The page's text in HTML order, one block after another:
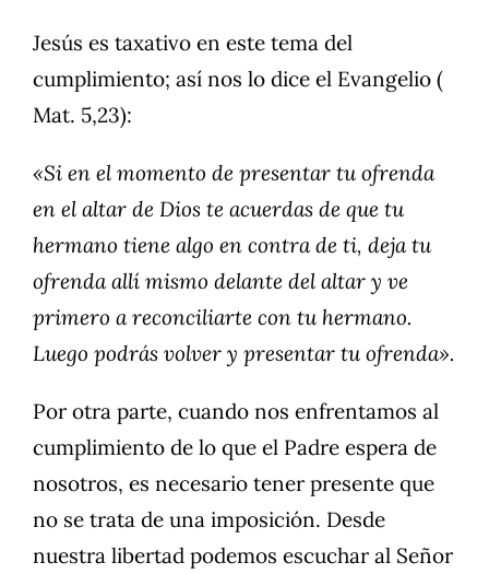
Jesús es taxativo en este tema del
cumplimiento; así nos lo dice el Evangelio (
Mat. 5,23):
«Si en el momento de presentar tu ofrenda
en el altar de Dios te acuerdas de que tu
hermano tiene algo en contra de ti, deja tu
ofrenda allí mismo delante del altar y ve
primero a reconciliarte con tu hermano.
Luego podrás volver y presentar tu ofrenda».
Por otra parte, cuando nos enfrentamos al
cumplimiento de lo que el Padre espera de
nosotros, es necesario tener presente que
no se trata de una imposición. Desde
nuestra libertad podemos escuchar al Señor